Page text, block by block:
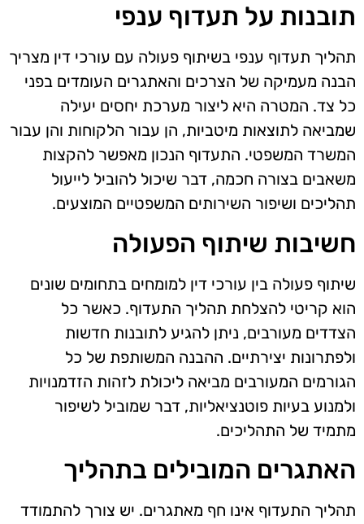
תובנות על תעדוף ענפי
תהליך תעדוף ענפי בשיתוף פעולה עם עורכי דין מצריך
הבנה מעמיקה של הצרכים והאתגרים העומדים בפני
כל צד. המטרה היא ליצור מערכת יחסים יעילה
שמביאה לתוצאות מיטביות, הן עבור הלקוחות והן עבור
המשרד המשפטי. התעדוף הנכון מאפשר להקצות
משאבים בצורה חכמה, דבר שיכול להוביל לייעול
תהליכים ושיפור השירותים המשפטיים המוצעים.
חשיבות שיתוף הפעולה
שיתוף פעולה בין עורכי דין למומחים בתחומים שונים
הוא קריטי להצלחת תהליך התעדוף. כאשר כל
הצדדים מעורבים, ניתן להגיע לתובנות חדשות
ולפתרונות יצירתיים. ההבנה המשותפת של כל
הגורמים המעורבים מביאה ליכולת לזהות הזדמנויות
ולמנוע בעיות פוטנציאליות, דבר שמוביל לשיפור
מתמיד של התהליכים.
האתגרים המובילים בתהליך
תהליך התעדוף אינו חף מאתגרים. יש צורך להתמודד